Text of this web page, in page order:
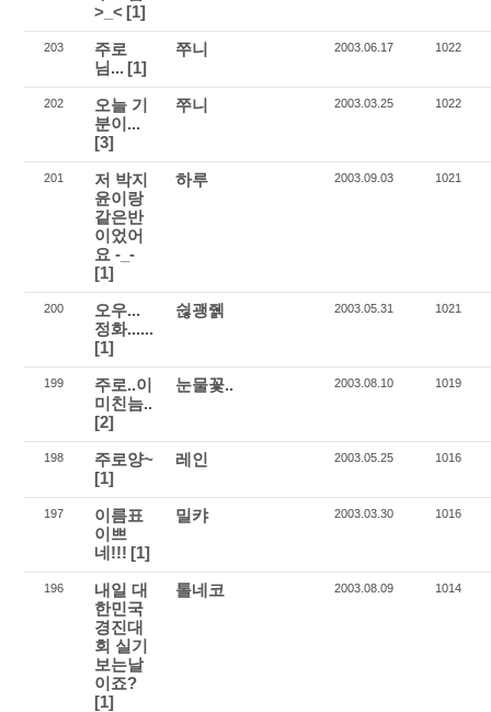
>_< [1]
203
주로
님... [1]
쭈니 2003.06.17 1022
202
오늘 기
분이...
[3]
쭈니 2003.03.25 1022
201
저 박지
윤이랑
같은반
이었어
요 -_-
[1]
하루 2003.09.03 1021
200
오우...
정화......
[1]
쉲괭줽 2003.05.31 1021
199
주로..이
미친늠..
[2]
눈물꽃.. 2003.08.10 1019
198
주로양~
[1]
레인 2003.05.25 1016
197
이름표
이쁘
네!!! [1]
밀캬 2003.03.30 1016
196
내일 대
한민국
경진대
회 실기
보는날
이죠?
[1]
톨네코 2003.08.09 1014